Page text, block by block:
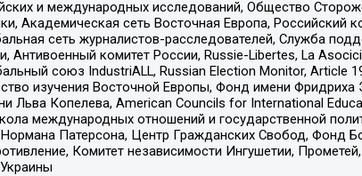
и международных исследований, Общество
Академическая сеть Восточная Европа, Российский
сеть журналистов-расследователей, Служба
комитет России, Russie-Libertes, La
союз IndustriALL, Russian Election Monitor, Article
изучения Восточной Европы, Фонд имени Фридриха
Копелева, American Councils for International
международных отношений и государственной
Патерсона, Центр Гражданских Свобод, Фонд
Комитет независимости Ингушетии,